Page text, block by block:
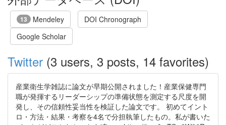
13 Mendeley
DOI Chronograph
Google Scholar
Twitter (3 users, 3 posts, 14 favorites)
産業衛生学雑誌に論文が早期公開されました！産業保健専門
職が発揮するリーダーシップの準備状態を測定する尺度を開
発し、その信頼性妥当性を検証した論文です。 初めてイント
ロ・方法・結果・考察を4名で分担執筆したもの。私が書いた